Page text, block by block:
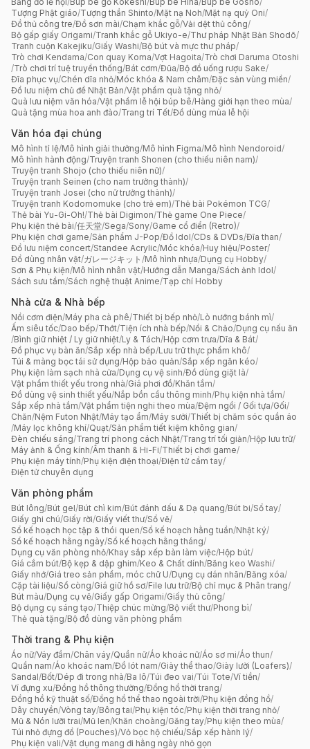
Tượng Phật giáo/Tượng thần Shinto/Mặt nạ Noh/Mặt nạ quỷ Oni/
Đồ thủ công tre/Đồ sơn mài/Chạm khắc gỗ/Vải dệt thủ công/
Bộ gấp giấy Origami/Tranh khắc gỗ Ukiyo-e/Thư pháp Nhật Bản Shodō/
Tranh cuộn Kakejiku/Giấy Washi/Bộ bút và mực thư pháp/
Trò chơi Kendama/Con quay Koma/Vợt Hagoita/Trò chơi Daruma Otoshi
/Trò chơi trí tuệ truyền thống/Bát cơm/Đũa/Bộ đồ uống rượu Sake/
Đĩa phục vụ/Chén dĩa nhỏ/Móc khóa & Nam châm/Đặc sản vùng miền/
Đồ lưu niệm chủ đề Nhật Bản/Vật phẩm quà tặng nhỏ/
Quà lưu niệm văn hóa/Vật phẩm lễ hội búp bê/Hàng giới hạn theo mùa/
Quà tặng mùa hoa anh đào/Trang trí Tết/Đồ dùng mùa lễ hội
Văn hóa đại chúng
Mô hình tỉ lệ/Mô hình giải thưởng/Mô hình Figma/Mô hình Nendoroid/
Mô hình hành động/Truyện tranh Shonen (cho thiếu niên nam)/
Truyện tranh Shojo (cho thiếu niên nữ)/
Truyện tranh Seinen (cho nam trưởng thành)/
Truyện tranh Josei (cho nữ trưởng thành)/
Truyện tranh Kodomomuke (cho trẻ em)/Thẻ bài Pokémon TCG/
Thẻ bài Yu-Gi-Oh!/Thẻ bài Digimon/Thẻ game One Piece/
Phụ kiện thẻ bài/任天堂/Sega/Sony/Game cổ điển (Retro)/
Phụ kiện chơi game/Sản phẩm J-Pop/Đồ Idol/CDs & DVDs/Đĩa than/
Đồ lưu niệm concert/Standee Acrylic/Móc khóa/Huy hiệu/Poster/
Đồ dùng nhân vật/ガレージキット /Mô hình nhựa/Dụng cụ Hobby/
Sơn & Phụ kiện/Mô hình nhân vật/Hướng dẫn Manga/Sách ảnh Idol/
Sách sưu tầm/Sách nghệ thuật Anime/Tạp chí Hobby
Nhà cửa & Nhà bếp
Nồi cơm điện/Máy pha cà phê/Thiết bị bếp nhỏ/Lò nướng bánh mì/
Ấm siêu tốc/Dao bếp/Thớt/Tiện ích nhà bếp/Nồi & Chảo/Dụng cụ nấu ăn
/Bình giữ nhiệt / Ly giữ nhiệt/Ly & Tách/Hộp cơm trưa/Dĩa & Bát/
Đồ phục vụ bàn ăn/Sắp xếp nhà bếp/Lưu trữ thực phẩm khô/
Túi & màng bọc tái sử dụng/Hộp bảo quản/Sắp xếp ngăn kéo/
Phụ kiện làm sạch nhà cửa/Dụng cụ vệ sinh/Đồ dùng giặt là/
Vật phẩm thiết yếu trong nhà/Giá phơi đồ/Khăn tắm/
Đồ dùng vệ sinh thiết yếu/Nắp bồn cầu thông minh/Phụ kiện nhà tắm/
Sắp xếp nhà tắm/Vật phẩm tiện nghi theo mùa/Đệm ngồi / Gối tựa/Gối/
Chăn/Nệm Futon Nhật/Máy tạo ẩm/Máy sưởi/Thiết bị chăm sóc quần áo
/Máy lọc không khí/Quạt/Sản phẩm tiết kiệm không gian/
Đèn chiếu sáng/Trang trí phong cách Nhật/Trang trí tối giản/Hộp lưu trữ/
Máy ảnh & Ống kính/Âm thanh & Hi-Fi/Thiết bị chơi game/
Phụ kiện máy tính/Phụ kiện điện thoại/Điện tử cầm tay/
Điện tử chuyên dụng
Văn phòng phẩm
Bút lông/Bút gel/Bút chì kim/Bút đánh dấu & Dạ quang/Bút bi/Sổ tay/
Giấy ghi chú/Giấy rời/Giấy viết thư/Sổ vẽ/
Sổ kế hoạch học tập & thói quen/Sổ kế hoạch hằng tuần/Nhật ký/
Sổ kế hoạch hằng ngày/Sổ kế hoạch hằng tháng/
Dụng cụ văn phòng nhỏ/Khay sắp xếp bàn làm việc/Hộp bút/
Giá cắm bút/Bộ kẹp & dập ghim/Keo & Chất dính/Băng keo Washi/
Giấy nhớ/Giá treo sản phẩm, móc chữ U/Dụng cụ dán nhãn/Băng xóa/
Cặp tài liệu/Sổ còng/Giá giữ hồ sơ/File lưu trữ/Bộ chỉ mục & Phân trang/
Bút màu/Dụng cụ vẽ/Giấy gấp Origami/Giấy thủ công/
Bộ dụng cụ sáng tạo/Thiệp chúc mừng/Bộ viết thư/Phong bì/
Thẻ quà tặng/Bộ đồ dùng văn phòng phẩm
Thời trang & Phụ kiện
Áo nữ/Váy đầm/Chân váy/Quần nữ/Áo khoác nữ/Áo sơ mi/Áo thun/
Quần nam/Áo khoác nam/Đồ lót nam/Giày thể thao/Giày lười (Loafers)/
Sandal/Bốt/Dép đi trong nhà/Ba lô/Túi đeo vai/Túi Tote/Ví tiền/
Ví đựng xu/Đồng hồ thông thường/Đồng hồ thời trang/
Đồng hồ kỹ thuật số/Đồng hồ thể thao ngoài trời/Phụ kiện đồng hồ/
Dây chuyền/Vòng tay/Bông tai/Phụ kiện tóc/Phụ kiện thời trang nhỏ/
Mũ & Nón lưỡi trai/Mũ len/Khăn choàng/Găng tay/Phụ kiện theo mùa/
Túi nhỏ đựng đồ (Pouches)/Vỏ bọc hộ chiếu/Sắp xếp hành lý/
Phụ kiện vali/Vật dụng mang đi hằng ngày nhỏ gọn